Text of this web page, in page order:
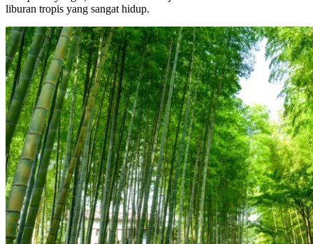
liburan tropis yang sangat hidup.